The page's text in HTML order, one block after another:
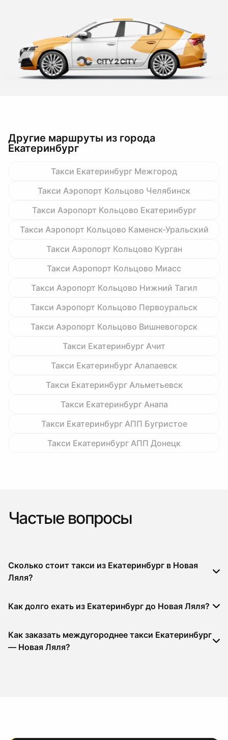
Другие маршруты из города
Екатеринбург
Такси Екатеринбург Межгород
Такси Аэропорт Кольцово Челябинск
Такси Аэропорт Кольцово Екатеринбург
Такси Аэропорт Кольцово Каменск-Уральский
Такси Аэропорт Кольцово Курган
Такси Аэропорт Кольцово Миасс
Такси Аэропорт Кольцово Нижний Тагил
Такси Аэропорт Кольцово Первоуральск
Такси Аэропорт Кольцово Вишневогорск
Такси Екатеринбург Ачит
Такси Екатеринбург Алапаевск
Такси Екатеринбург Альметьевск
Такси Екатеринбург Анапа
Такси Екатеринбург АПП Бугристое
Такси Екатеринбург АПП Донецк
Частые вопросы
Сколько стоит такси из Екатеринбург в Новая
Ляля?
Как долго ехать из Екатеринбург до Новая Ляля?
Как заказать междугороднее такси Екатеринбург
— Новая Ляля?